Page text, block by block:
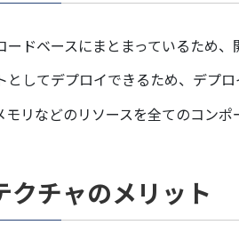
ドベースにまとまっているため
としてデプロイできるため、デプロ
リなどのリソースを全てのコンポ
クチャのメリット